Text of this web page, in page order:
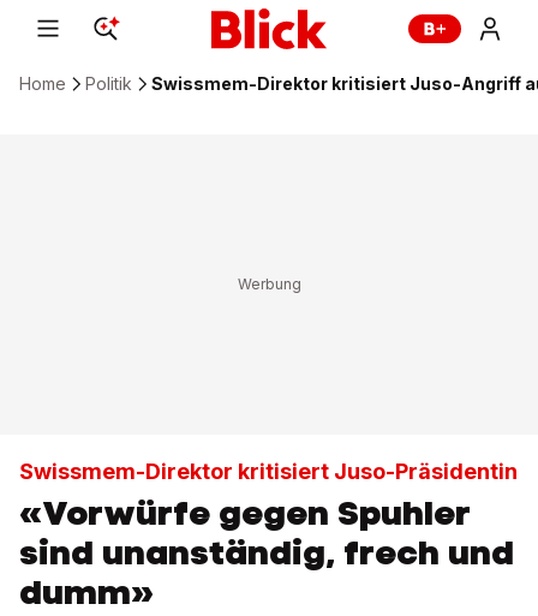
Home Politik Swissmem-Direktor kritisiert Juso-Angriff
Swissmem-Direktor kritisiert Juso-Präsidentin
«Vorwürfe gegen Spuhler
sind unanständig, frech und
dumm»